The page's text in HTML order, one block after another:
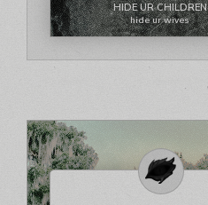
HIDE UR CHILDREN
hide ur wives